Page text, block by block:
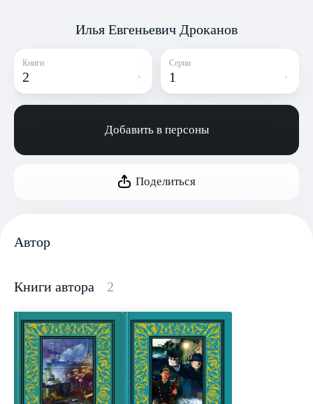
Илья Евгеньевич Дроканов
Книги
2
Серии
1
Добавить в персоны
Поделиться
Автор
Книги автора 2